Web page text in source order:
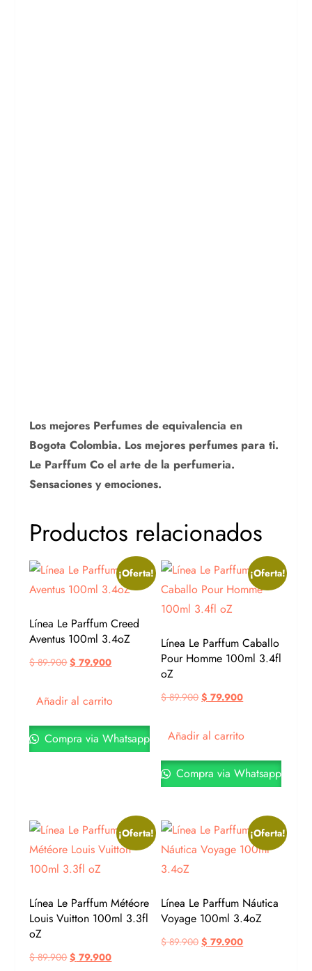
Los mejores Perfumes de equivalencia en
Bogota Colombia. Los mejores perfumes para ti.
Le Parffum Co el arte de la perfumeria.
Sensaciones y emociones.
Productos relacionados
¡Oferta!
Línea Le Parffum Creed
Aventus 100ml 3.4oZ
$89.900 $ 79.900
Añadir al carrito
Compra via Whatsapp
¡Oferta!
Línea Le Parffum Caballo
Pour Homme 100ml 3.4fl
oZ
$89.900 $ 79.900
Añadir al carrito
Compra via Whatsapp
¡Oferta!
Línea Le Parffum Météore
Louis Vuitton 100ml 3.3fl
oZ
$89.900 $ 79.900
¡Oferta!
Línea Le Parffum Náutica
Voyage 100ml 3.4oZ
$89.900 $ 79.900